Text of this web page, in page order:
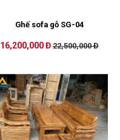
Ghế sofa gỗ SG-04
16,200,000 Đ 22,500,000 Đ